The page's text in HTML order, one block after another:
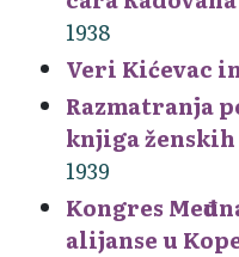
1938
Veri Kićevac
Razmatranja
knjiga
1939
Kongres
alijanse u